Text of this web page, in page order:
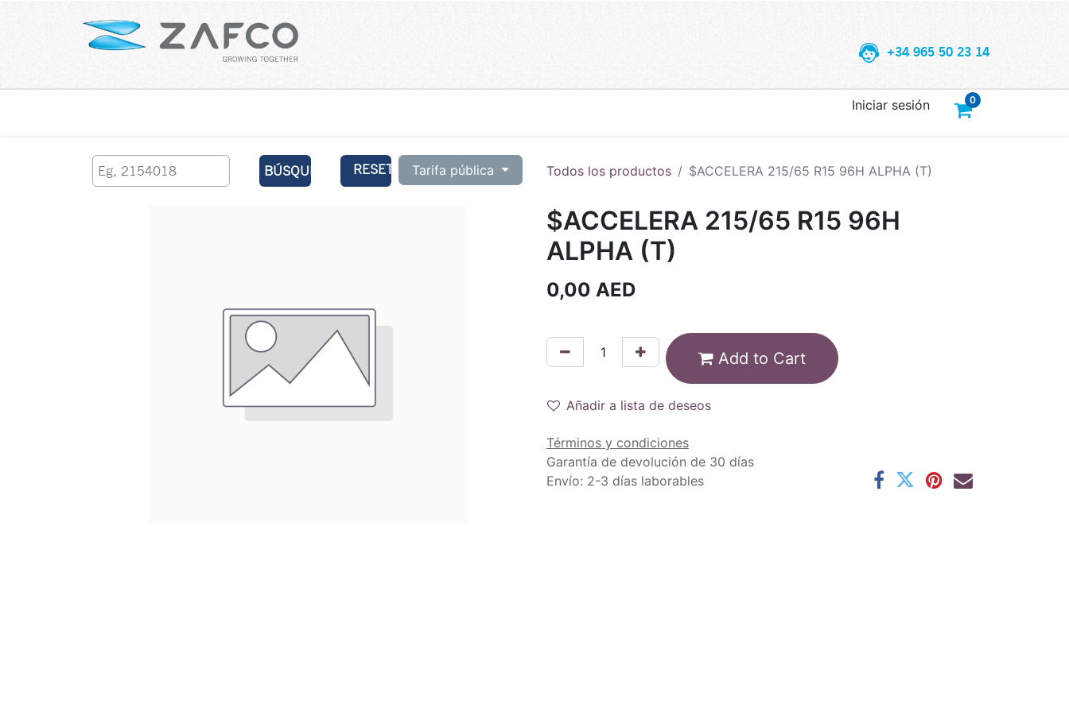
+34 965 50 23 14
0
Iniciar sesión
BÚSQUEDA RESET Tarifa pública Todos los productos $ACCELERA 215/65 R15 96H ALPHA (T)
$ACCELERA 215/65 R15 96H
ALPHA (T)
0,00 AED
Add to Cart
Añadir a lista de deseos
Términos y condiciones
Garantía de devolución de 30 días
Envío: 2-3 días laborables